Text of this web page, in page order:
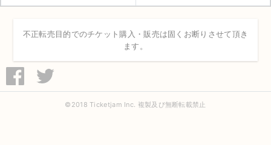
不正転売目的でのチケット購入・販売は固くお断りさせて頂き
ます。
©2018 Ticketjam Inc. 複製及び無断転載禁止